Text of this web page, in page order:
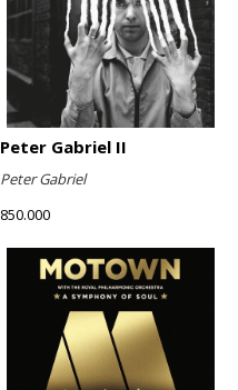
Peter Gabriel II
Peter Gabriel
850.000